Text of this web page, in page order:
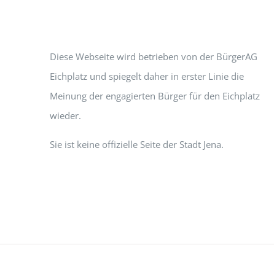
Diese Webseite wird betrieben von der BürgerAG
Eichplatz und spiegelt daher in erster Linie die
Meinung der engagierten Bürger für den Eichplatz
wieder.
Sie ist keine offizielle Seite der Stadt Jena.